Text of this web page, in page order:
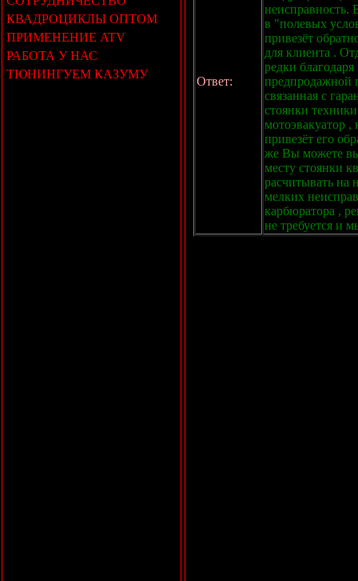
КВАДРОЦИКЛЫ ОПТОМ
ПРИМЕНЕНИЕ ATV
РАБОТА У НАС
ТЮНИНГУЕМ КАЗУМУ
Ответ:
неисправность.
в "полевых
привезёт
для клиента .
редки
предпродажной
связанная с
стоянки
мотоэвакуатор
привезёт его
же Вы можете
месту стоянки
расчитывать на
мелких
карбюратора ,
не требуется и